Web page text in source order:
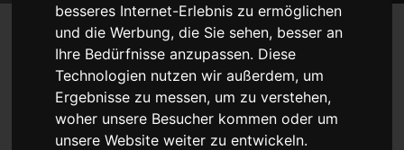
besseres Internet-Erlebnis zu ermöglichen
und die Werbung, die Sie sehen, besser an
Ihre Bedürfnisse anzupassen. Diese
Technologien nutzen wir außerdem, um
Ergebnisse zu messen, um zu verstehen,
woher unsere Besucher kommen oder um
unsere Website weiter zu entwickeln.
Produkte
Schlagzeug
Becken
Percussion
Kein Produkt entspricht Ihren Filtern